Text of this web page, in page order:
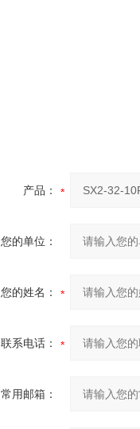
产品：
您的单位：
您的姓名：
联系电话：
常用邮箱：